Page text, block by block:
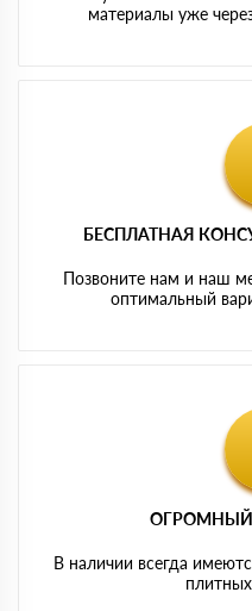
материалы уже
БЕСПЛАТНАЯ
Позвоните нам и наш
оптимальный
ОГРОМНЫЙ
В наличии всегда